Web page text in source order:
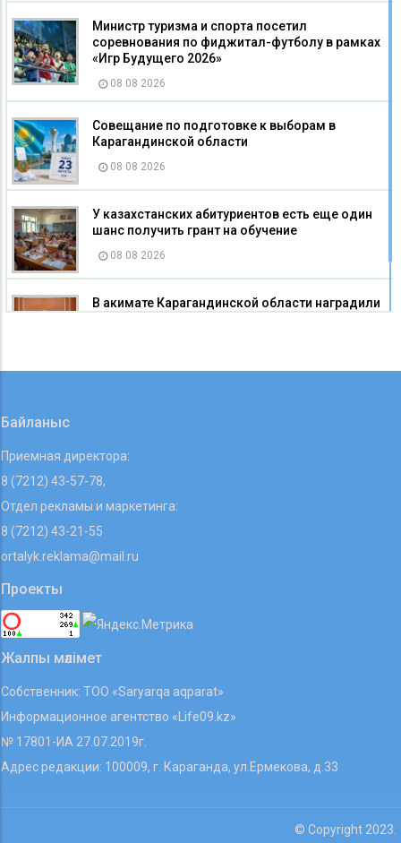
Министр туризма и спорта посетил
соревнования по фиджитал-футболу в рамках
«Игр Будущего 2026»
08 08 2026
Совещание по подготовке к выборам в
Карагандинской области
08 08 2026
У казахстанских абитуриентов есть еще один
шанс получить грант на обучение
08 08 2026
В акимате Карагандинской области наградили
Байланыс
Приемная директора:
8 (7212) 43-57-78,
Отдел рекламы и маркетинга:
8 (7212) 43-21-55
ortalyk.reklama@mail.ru
Проекты
Жалпы мәлімет
Собственник: ТОО «Saryarqa aqparat»
Информационное агентство «Life09.kz»
№ 17801-ИА 27.07.2019г.
Адрес редакции: 100009, г. Караганда, ул.Ермекова, д.33
© Copyright 2023.